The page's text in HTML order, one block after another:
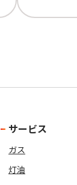
サービス
ガス
灯油